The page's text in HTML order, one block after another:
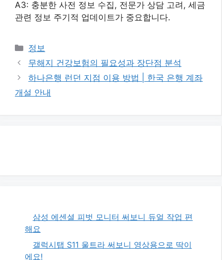
A3: 충분한 사전 정보 수집, 전문가 상담 고려, 세금
관련 정보 주기적 업데이트가 중요합니다.
카
테
리
정보
무해지 건강보험의 필요성과 장단점 분석
하나은행 런던 지점 이용 방법 | 한국 은행 계좌
개설 안내
삼성 에센셜 피벗 모니터 써보니 듀얼 작업 편
해요
갤럭시탭 S11 울트라 써보니 영상용으로 딱이
에요!